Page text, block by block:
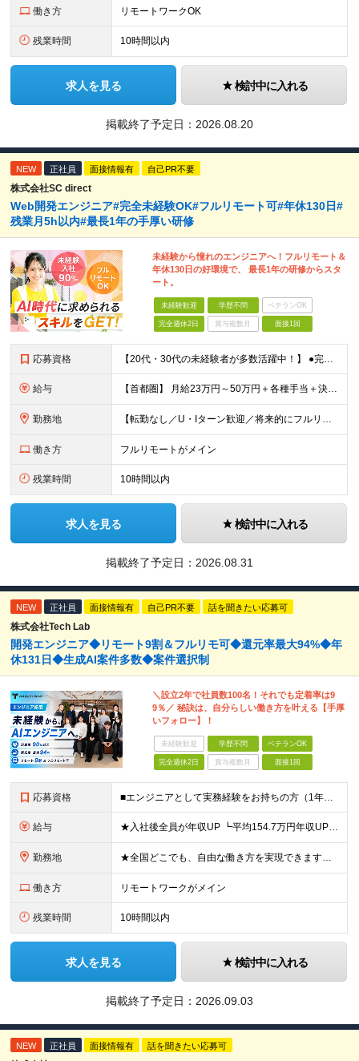
働き方 リモートワークOK
残業時間 10時間以内
求人を見る 検討中に入れる
掲載終了予定日： 2026.08.20
NEW 正社員 面接情報有 自己PR不要
株式会社SC direct
Web開発エンジニア#完全未経験OK#フルリモート可#年休130日#
残業月5h以内#最長1年の手厚い研修
未経験から憧れのエンジニアへ！フルリモート＆
年休130日の好環境で、 最長1年の研修からスタ
ート。
未経験歓迎 学歴不問 ベテランOK
完全週休2日 賞与複数月 面接1回
応募資格 【20代・30代の未経験者が多数活躍中！】 ●完全未経験、第二新卒、既卒、フリーターの方大歓迎！ ●学歴・職歴・転職回数・ブランク一切不問 ※34歳までの方（若年層の長期キャリア形成を図るため） ★
給与 【首都圏】 月給23万円～50万円＋各種手当＋決算賞与 【大阪】 月給22万円～50万円＋各種手当＋決算賞与 【愛知】 月給21.5万円～50万円＋各種手当＋決算賞与 【福岡・宮城】 月給20万
勤務地 【転勤なし／U・Iターン歓迎／将来的にフルリモートOK】 本社（新宿区）、大阪支店、名古屋支店または東京都・神奈川県・千葉県・埼玉県・愛知県・大阪府・福岡県をはじめ、全国のプロジェクト先 ※ご希望を
働き方 フルリモートがメイン
残業時間 10時間以内
求人を見る 検討中に入れる
掲載終了予定日： 2026.08.31
NEW 正社員 面接情報有 自己PR不要 話を聞きたい応募可
株式会社Tech Lab
開発エンジニア◆リモート9割＆フルリモ可◆還元率最大94%◆年
休131日◆生成AI案件多数◆案件選択制
＼設立2年で社員数100名！それでも定着率は9
9％／ 秘訣は、自分らしい働き方を叶える【手厚
いフォロー】！
未経験歓迎 学歴不問 ベテランOK
完全週休2日 賞与複数月 面接1回
応募資格 ■エンジニアとして実務経験をお持ちの方（1年以上） ■学歴不問 ■既卒・第二新卒OK ☆Tech Labの事業内容、ビジョンに共感できる⽅はぜひご応募ください！ ☆意欲重視の採用です！ 「経歴に自信
給与 ★入社後全員が年収UP ┗平均154.7万円年収UP！ ┗最大380万円UPの実績も 月給35万円～100万円＋決算賞与＋各種手当 【 給与イメージ 】 ■経験1年以上…月給35万円～＋決算賞与
勤務地 ★全国どこでも、自由な働き方を実現できます！ 全国のプロジェクト先やフルリモート環境での勤務も可能です。 ＼自由度の高い働き方、叶えます／ ・フルリモートで働きたい ・ハイブリットに働きたい ・家庭
働き方 リモートワークがメイン
残業時間 10時間以内
求人を見る 検討中に入れる
掲載終了予定日： 2026.09.03
NEW 正社員 面接情報有 話を聞きたい応募可